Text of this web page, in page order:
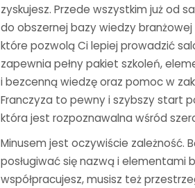
zyskujesz. Przede wszystkim już od
do obszernej bazy wiedzy
które pozwolą Ci lepiej prowadzić
zapewnia pełny pakiet szkoleń,
i bezcenną wiedzę oraz pomoc w
Franczyza to pewny i szybszy start
która jest rozpoznawalna wśród
Minusem jest oczywiście zależność.
posługiwać się nazwą i elementami
współpracujesz, musisz też